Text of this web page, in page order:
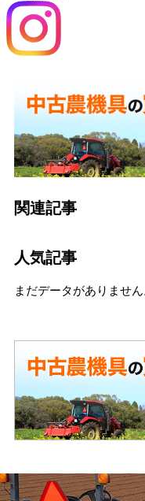
関連記事
人気記事
まだデータがありません